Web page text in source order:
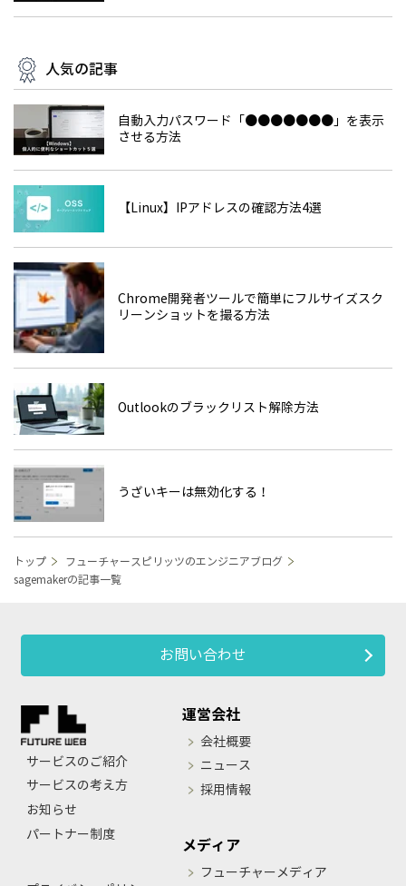
人気の記事
自動入力パスワード「●●●●●●●」を表示
させる方法
【Linux】IPアドレスの確認方法4選
Chrome開発者ツールで簡単にフルサイズスク
リーンショットを撮る方法
Outlookのブラックリスト解除方法
うざいキーは無効化する！
トップ
フューチャースピリッツのエンジニアブログ
sagemakerの記事一覧
お問い合わせ
サービスのご紹介
サービスの考え方
お知らせ
パートナー制度
運営会社
会社概要
ニュース
採用情報
メディア
フューチャーメディア